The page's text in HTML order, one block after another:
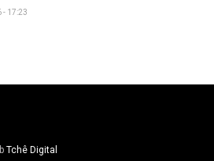
17:23
Tchê Digital